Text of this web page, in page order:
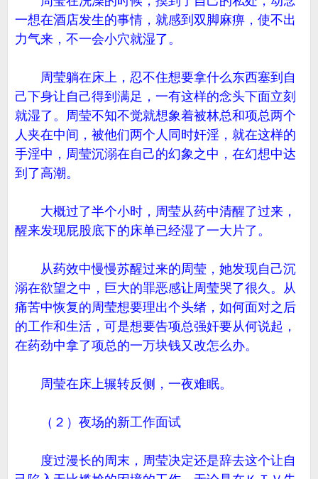
一想在酒店发生的事情，就感到双脚麻痹，使不出
力气来，不一会小穴就湿了。
周莹躺在床上，忍不住想要拿什么东西塞到自
己下身让自己得到满足，一有这样的念头下面立刻
就湿了。周莹不知不觉就想象着被林总和项总两个
人夹在中间，被他们两个人同时奸淫，就在这样的
手淫中，周莹沉溺在自己的幻象之中，在幻想中达
到了高潮。
大概过了半个小时，周莹从药中清醒了过来，
醒来发现屁股底下的床单已经湿了一大片了。
从药效中慢慢苏醒过来的周莹，她发现自己沉
溺在欲望之中，巨大的罪恶感让周莹哭了很久。从
痛苦中恢复的周莹想要理出个头绪，如何面对之后
的工作和生活，可是想要告项总强奸要从何说起，
在药劲中拿了项总的一万块钱又改怎么办。
周莹在床上辗转反侧，一夜难眠。
（２）夜场的新工作面试
度过漫长的周末，周莹决定还是辞去这个让自